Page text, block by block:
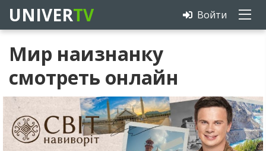
UNIVERTV Войти
Мир наизнанку
смотреть онлайн